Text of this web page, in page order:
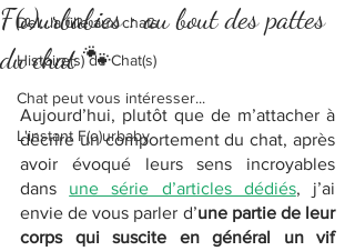
Del...la fille aux chats
Histoire(s) de Chat(s)
Chat peut vous intéresser...
L'instant F(o)urbaby
F(o)urbabies : au bout des pattes
du chat 🐾
Aujourd’hui, plutôt que de m’attacher à
décrire un comportement du chat, après
avoir évoqué leurs sens incroyables
dans une série d’articles dédiés, j’ai
envie de vous parler d’une partie de leur
corps qui suscite en général un vif